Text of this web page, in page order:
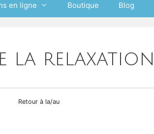
en ligne Boutique Blog
la relaxation
Retour à la/au